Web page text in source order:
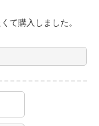
て購入しました。